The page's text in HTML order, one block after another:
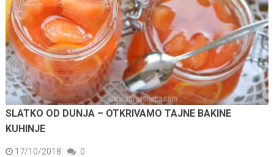
SLATKO OD DUNJA – OTKRIVAMO TAJNE BAKINE
KUHINJE
17/10/2018 0